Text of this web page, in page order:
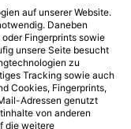
auf unserer Website.
Daneben
Fingerprints sowie
unsere Seite besucht
zu
Tracking sowie auch
Cookies, Fingerprints,
Adressen genutzt
von anderen
die weitere